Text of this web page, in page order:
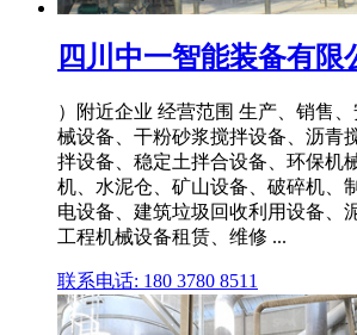
四川中一智能装备有限
）附近企业 经营范围 生产、销售
械设备、干粉砂浆搅拌设备、沥青
拌设备、稳定土拌合设备、环保机
机、水泥仓、矿山设备、破碎机、
电设备、建筑垃圾回收利用设备、
工程机械设备租赁、维修 ...
联系电话: 180 3780 8511